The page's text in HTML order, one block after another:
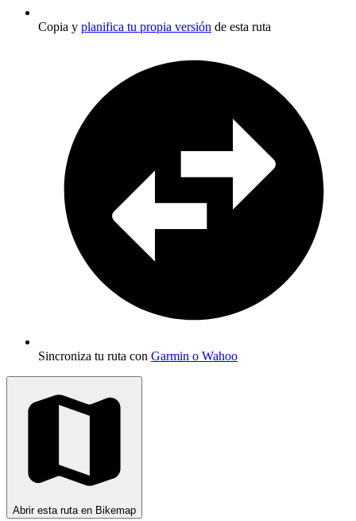
Copia y planifica tu propia versión de esta ruta
Sincroniza tu ruta con Garmin o Wahoo
Abrir esta ruta en Bikemap